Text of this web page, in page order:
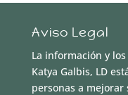
Aviso Legal
La información y
Katya Galbis, LD
personas a mejorar